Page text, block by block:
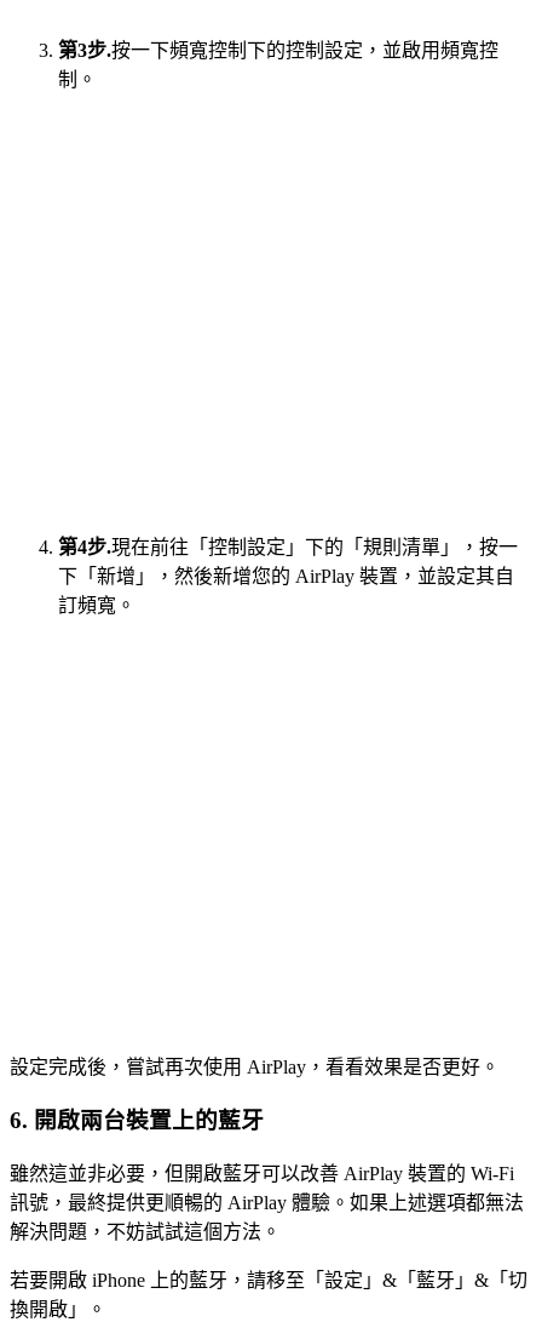
第3步.按一下頻寬控制下的控制設定，並啟用頻寬控
制。
第4步.現在前往「控制設定」下的「規則清單」，按一
下「新增」，然後新增您的 AirPlay 裝置，並設定其自
訂頻寬。
設定完成後，嘗試再次使用 AirPlay，看看效果是否更好。
6. 開啟兩台裝置上的藍牙
雖然這並非必要，但開啟藍牙可以改善 AirPlay 裝置的 Wi-Fi
訊號，最終提供更順暢的 AirPlay 體驗。如果上述選項都無法
解決問題，不妨試試這個方法。
若要開啟 iPhone 上的藍牙，請移至「設定」&「藍牙」&「切
換開啟」。